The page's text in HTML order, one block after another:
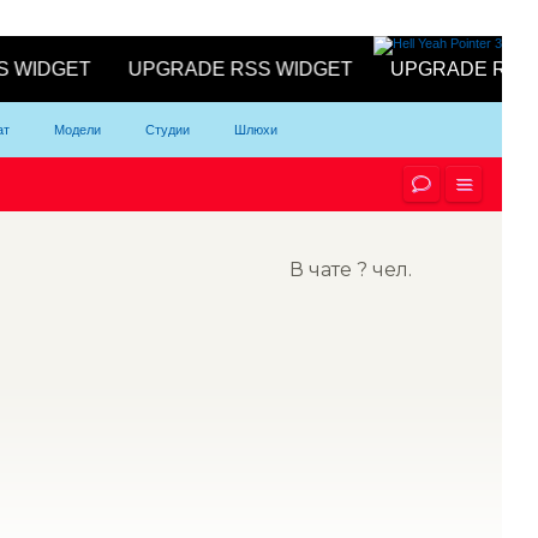
Модели Студии Шлюхи